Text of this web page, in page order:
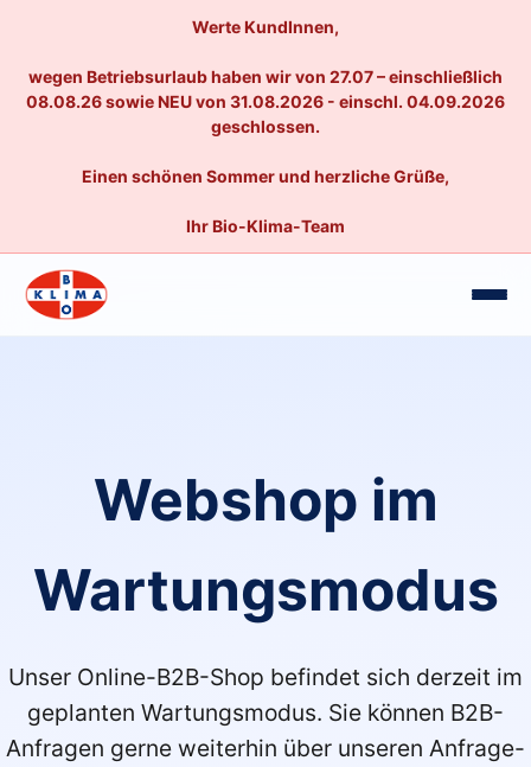
Werte KundInnen,
wegen Betriebsurlaub haben wir von 27.07 – einschließlich
08.08.26 sowie NEU von 31.08.2026 - einschl. 04.09.2026
geschlossen.
Einen schönen Sommer und herzliche Grüße,
Ihr Bio-Klima-Team
Webshop im
Wartungsmodus
Unser Online-B2B-Shop befindet sich derzeit im
geplanten Wartungsmodus. Sie können B2B-
Anfragen gerne weiterhin über unseren Anfrage-